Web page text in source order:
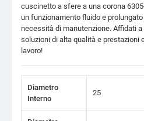
cuscinetto a sfere a una corona
un funzionamento fluido e
necessità di manutenzione. Affidati a
soluzioni di alta qualità e prestazioni
lavoro!
Diametro
Interno
25